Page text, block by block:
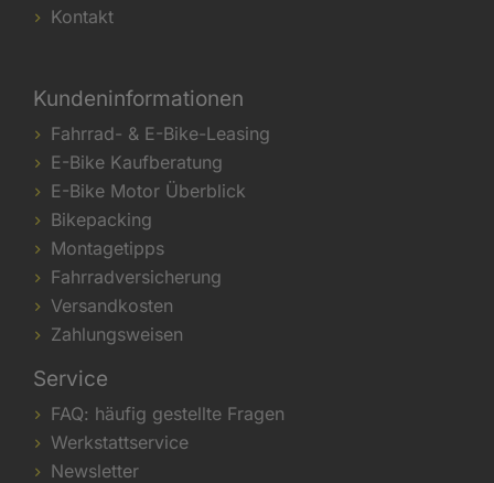
Kontakt
Kundeninformationen
Fahrrad- & E-Bike-Leasing
E-Bike Kaufberatung
E-Bike Motor Überblick
Bikepacking
Montagetipps
Fahrradversicherung
Versandkosten
Zahlungsweisen
Service
FAQ: häufig gestellte Fragen
Werkstattservice
Newsletter